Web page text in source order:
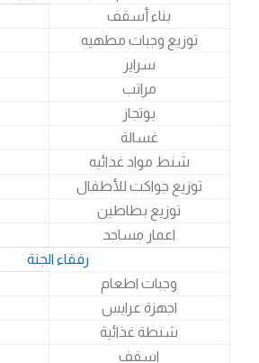
بناء أسقف
توزيع وجبات مطهيه
سراير
مراتب
بوتجاز
غسالة
شنط مواد غذائيه
توزيع جواكت للأطفال
توزيع بطاطين
اعمار مساجد
رفقاء الجنة
وجبات اطعام
اجهزة عرايس
شنطة غذائية
اسقف